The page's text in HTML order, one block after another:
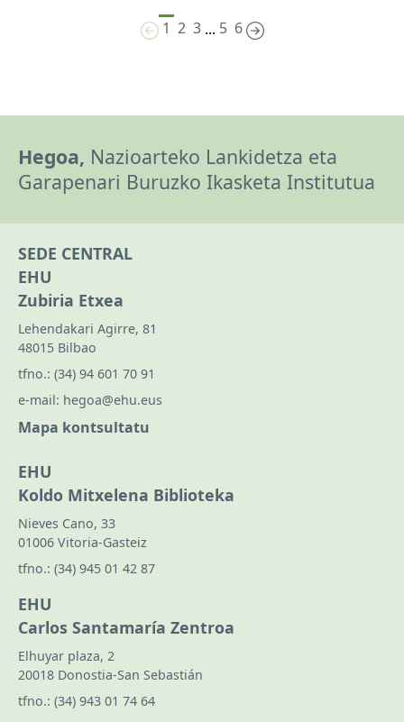
1 2 3 ... 5 6
Hegoa, Nazioarteko Lankidetza eta
Garapenari Buruzko Ikasketa Institutua
SEDE CENTRAL
EHU
Zubiria Etxea
Lehendakari Agirre, 81
48015 Bilbao
tfno.: (34) 94 601 70 91
e-mail: hegoa@ehu.eus
Mapa kontsultatu
EHU
Koldo Mitxelena Biblioteka
Nieves Cano, 33
01006 Vitoria-Gasteiz
tfno.: (34) 945 01 42 87
EHU
Carlos Santamaría Zentroa
Elhuyar plaza, 2
20018 Donostia-San Sebastián
tfno.: (34) 943 01 74 64